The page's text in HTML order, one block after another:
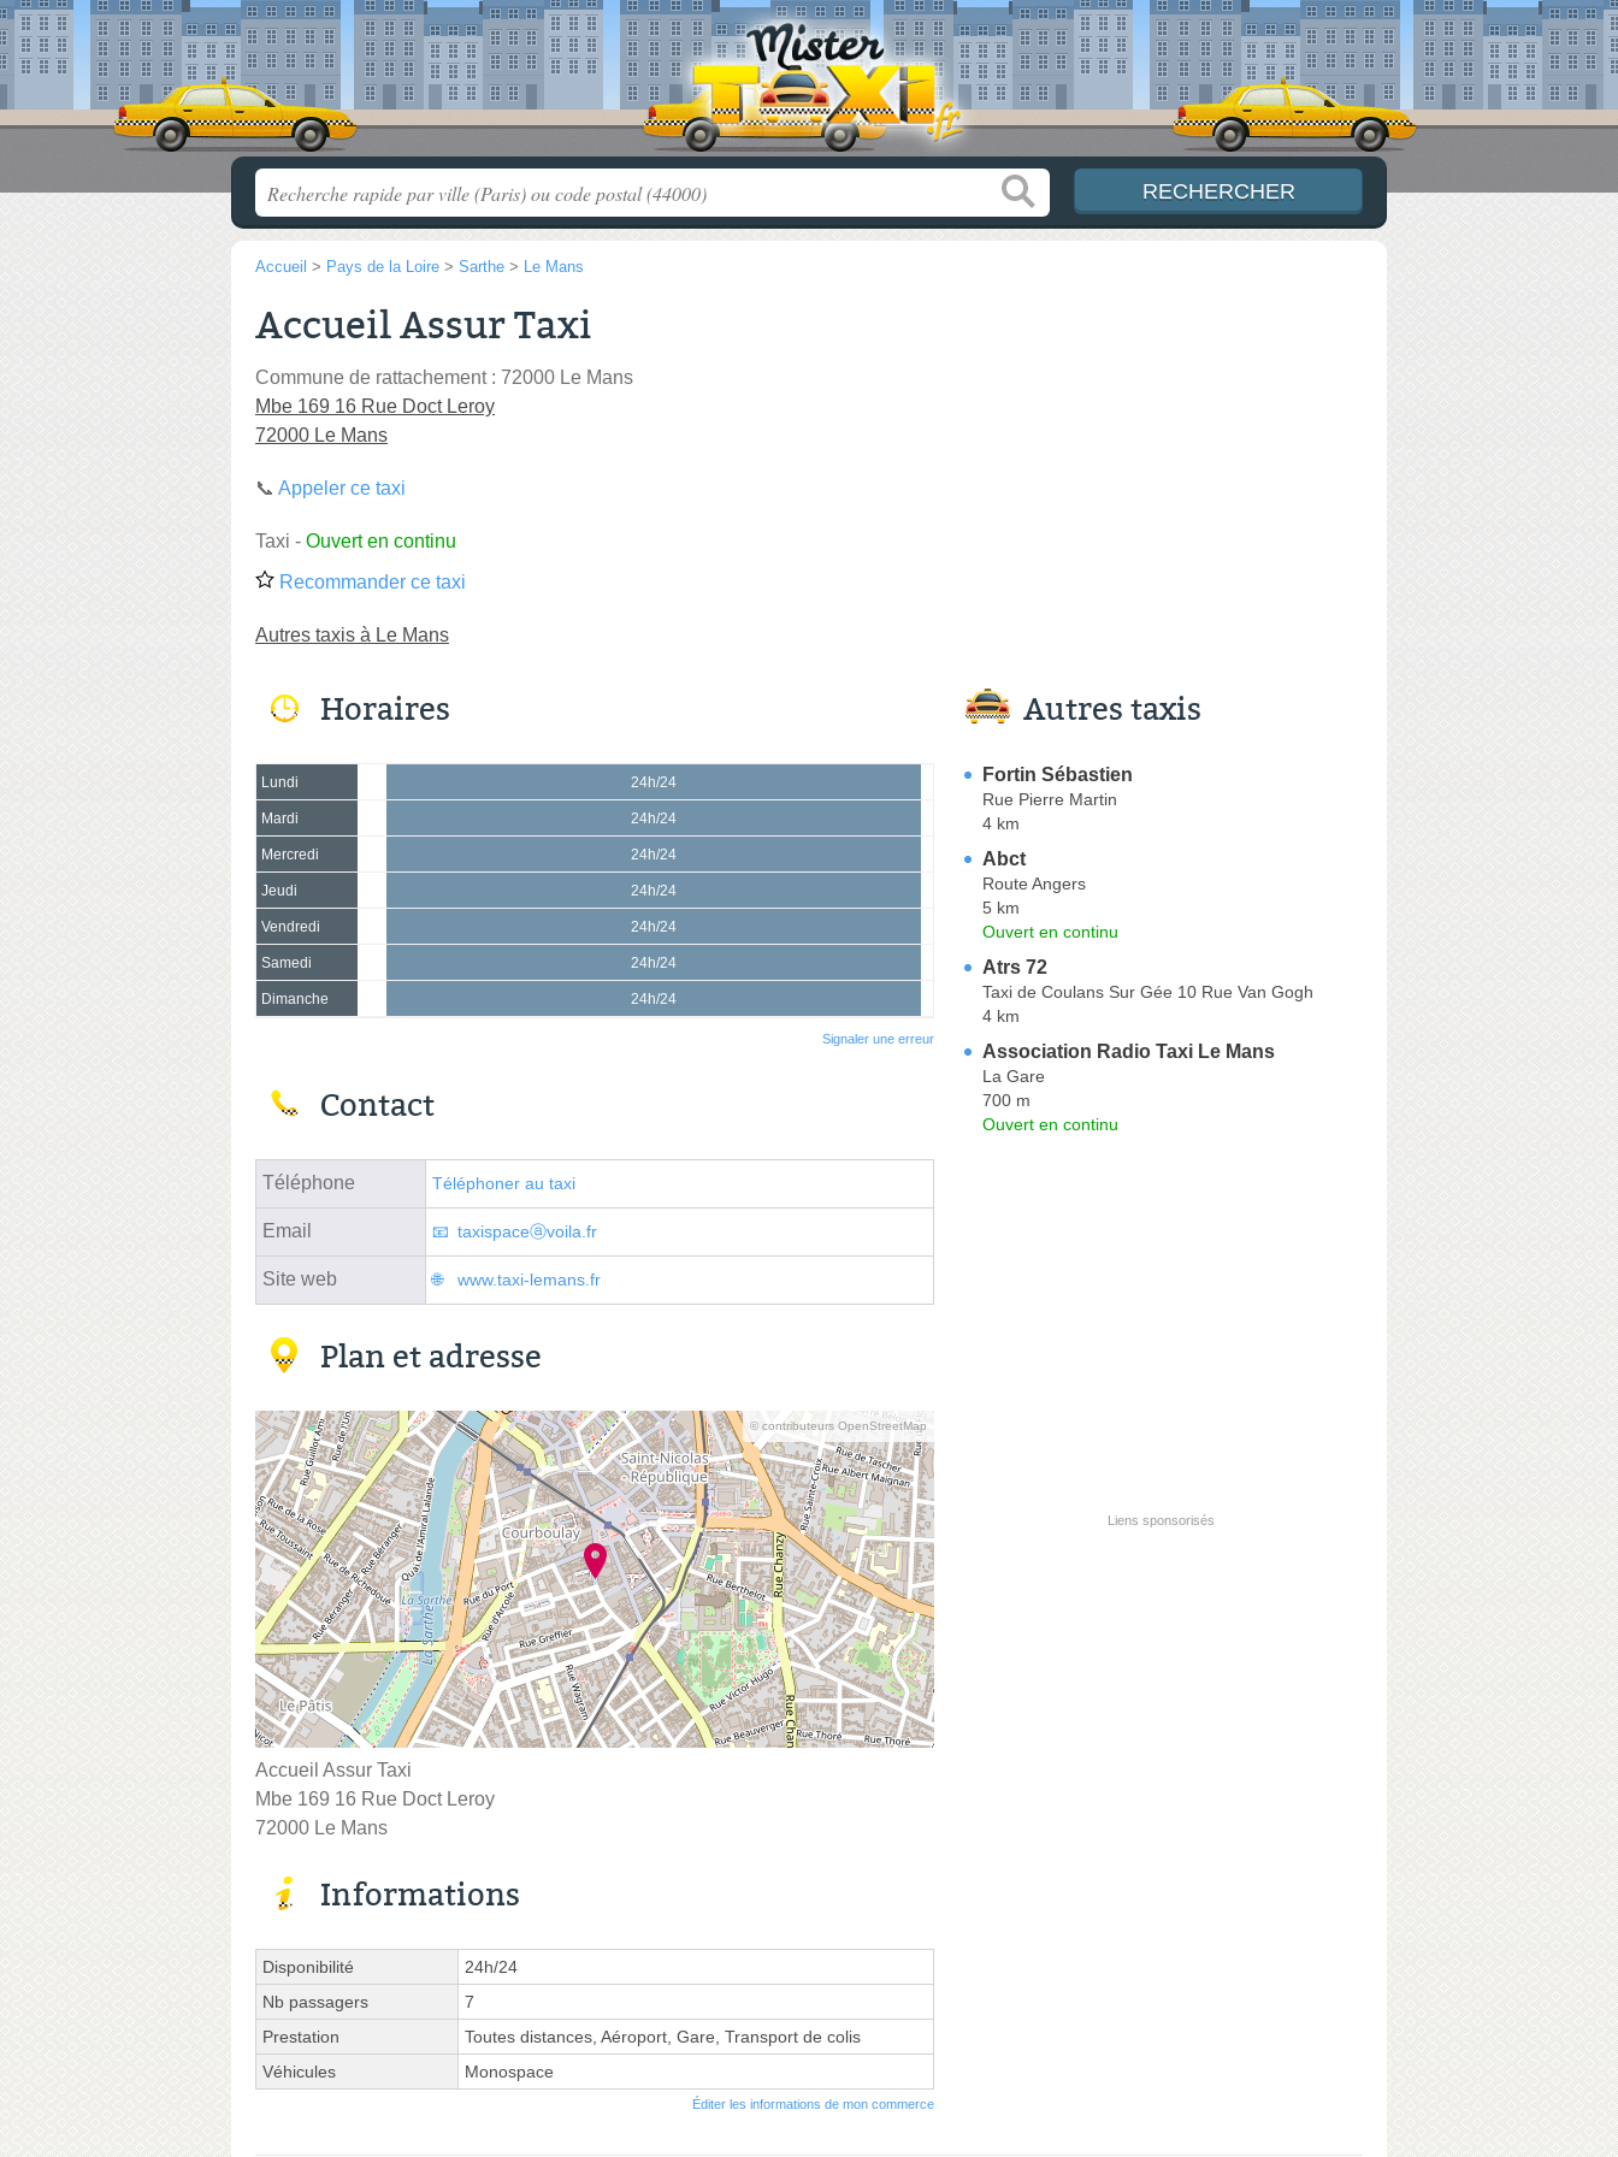
Accueil > Pays de la Loire > Sarthe > Le Mans
Accueil Assur Taxi
Commune de rattachement : 72000 Le Mans
Mbe 169 16 Rue Doct Leroy
72000 Le Mans
📞 Appeler ce taxi
Taxi - Ouvert en continu
Recommander ce taxi
Autres taxis à Le Mans
Horaires
Lundi 24h/24
Mardi 24h/24
Mercredi 24h/24
Jeudi 24h/24
Vendredi 24h/24
Samedi 24h/24
Dimanche 24h/24
Signaler une erreur
Contact
Téléphone Téléphoner au taxi
Email taxispaceⓐvoila.fr
Site web www.taxi-lemans.fr
Plan et adresse
© contributeurs OpenStreetMap
Accueil Assur Taxi
Mbe 169 16 Rue Doct Leroy
72000 Le Mans
Informations
Disponibilité
24h/24
Nb passagers
7
Prestation
Toutes distances, Aéroport, Gare, Transport de colis
Véhicules
Monospace
Éditer les informations de mon commerce
Autres taxis
Fortin Sébastien
Rue Pierre Martin
4 km
Abct
Route Angers
5 km
Ouvert en continu
Atrs 72
Taxi de Coulans Sur Gée 10 Rue Van Gogh
4 km
Association Radio Taxi Le Mans
La Gare
700 m
Ouvert en continu